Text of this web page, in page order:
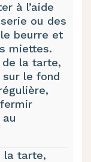
à l’aide
ou des
beurre et
miettes.
la tarte,
le fond
la tarte,